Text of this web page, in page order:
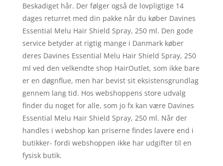
Beskadiget hår. Der følger også de lovpligtige 14
dages returret med din pakke når du køber Davines
Essential Melu Hair Shield Spray, 250 ml. Den gode
service betyder at rigtig mange i Danmark køber
deres Davines Essential Melu Hair Shield Spray, 250
ml ved den velkendte shop HairOutlet, som ikke bare
er en døgnflue, men har bevist sit eksistensgrundlag
gennem lang tid. Hos webshoppens store udvalg
finder du noget for alle, som jo fx kan være Davines
Essential Melu Hair Shield Spray, 250 ml. Når der
handles i webshop kan priserne findes lavere end i
butikker- fordi webshoppen ikke har udgifter til en
fysisk butik.